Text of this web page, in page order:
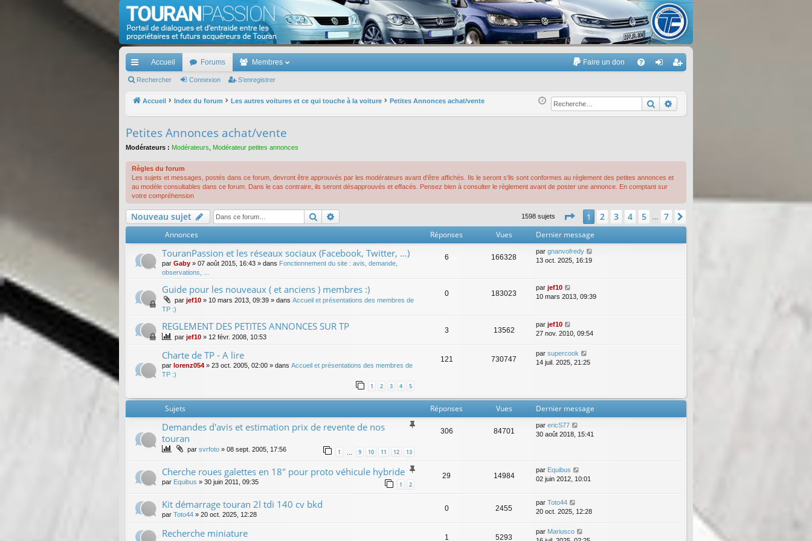
TouranPassion
Le forum des propriétaires ou futurs acquéreurs du Volkswagen Touran
cc
ès
ra
pi
de
Accueil Forums Membres Faire un don
Q ne
xi
nr
eg
Rechercher Connexion S’enregistrer
Accueil Index du forum Les autres voitures et ce qui touche à la voiture Petites Annonces achat/vente Rechercher
Petites Annonces achat/vente
Modérateurs : Modérateurs Modérateur petites annonces
Règles du forum
Les sujets et messages, postés dans ce forum, devront être approuvés par les modérateurs avant d'être affichés. Ils le seront s'ils sont conformes au règlement des petites annonces et
au modèle consultables dans ce forum. Dans le cas contraire, ils seront désapprouvés et effacés. Pensez bien à consulter le règlement avant de poster une annonce. En comptant sur
votre compréhension
Nouveau sujet Rechercher 1598 sujets Page 1sur
1 2 3 4 5 7
Annonces Réponses Vues Dernier message
TouranPassion et les réseaux sociaux (Facebook, Twitter, ...)
par Gaby » 07 août 2015, 16:43 » dans Fonctionnement du site : avis, demande,
observations, ...
6 166328
par gnanvofredy
13 oct. 2025, 16:19
Guide pour les nouveaux ( et anciens ) membres :)
par jef10 » 10 mars 2013, 09:39 » dans Accueil et présentations des membres de
TP :)
0 183023
par jef10
10 mars 2013, 09:39
REGLEMENT DES PETITES ANNONCES SUR TP
par jef10 » 12 févr. 2008, 10:53
3 13562
par jef10
27 nov. 2010, 09:54
Charte de TP - A lire
par lorenz054 » 23 oct. 2005, 02:00 » dans Accueil et présentations des membres de
TP :)
1 2 3 4 5
121 730747
par supercook
14 juil. 2025, 21:25
Sujets Réponses Vues Dernier message
Demandes d'avis et estimation prix de revente de nos
touran
par svrfoto » 08 sept. 2005, 17:56 1 9 10 11 12 13
306 84701
par ericS77
30 août 2018, 15:41
Cherche roues galettes en 18" pour proto véhicule hybride
par Equibus » 30 juin 2011, 09:35 1 2
29 14984
par Equibus
02 juin 2012, 10:01
Kit démarrage touran 2l tdi 140 cv bkd
par Toto44 » 20 oct. 2025, 12:28
0 2455
par Toto44
20 oct. 2025, 12:28
Recherche miniature 1 5293
par Mariusco